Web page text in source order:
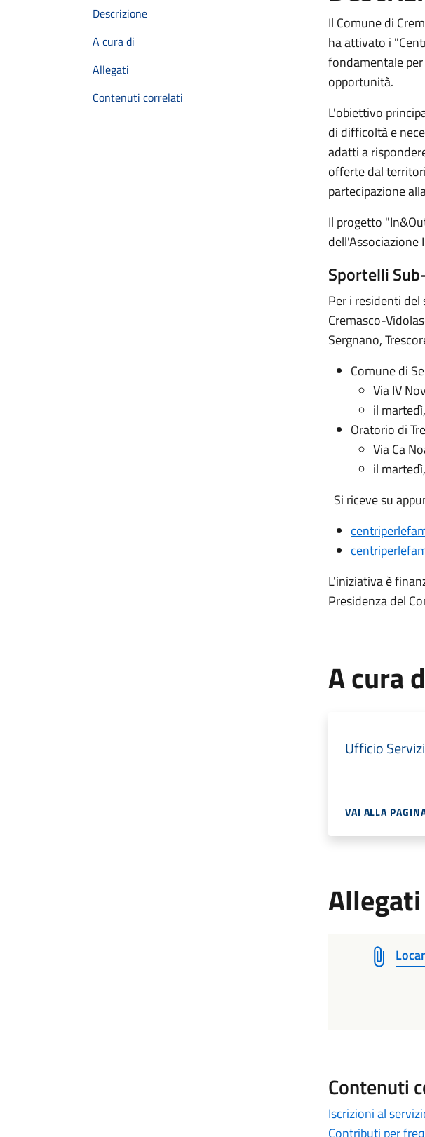
Descrizione
A cura di
Allegati
Contenuti correlati
Il Comune di
ha attivato i
fondamentale
opportunità.
L'obiettivo
di difficoltà e
adatti a
offerte dal
partecipazione
Il progetto
dell'Associazione
Sportelli
Per i residenti del
Cremasco-
Sergnano,
Comune di
Via IV
il
Oratorio di
Via Ca
il
Si riceve su
L'iniziativa è
Presidenza del
A cura
Ufficio
VAI ALLA
Allegati
Contenuti
Iscrizioni al
Contributi per